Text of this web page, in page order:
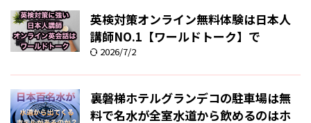
英検対策オンライン無料体験は日本人
講師NO.1【ワールドトーク】で
2026/7/2
裏磐梯ホテルグランデコの駐車場は無
料で名水が全室水道から飲めるのはホ